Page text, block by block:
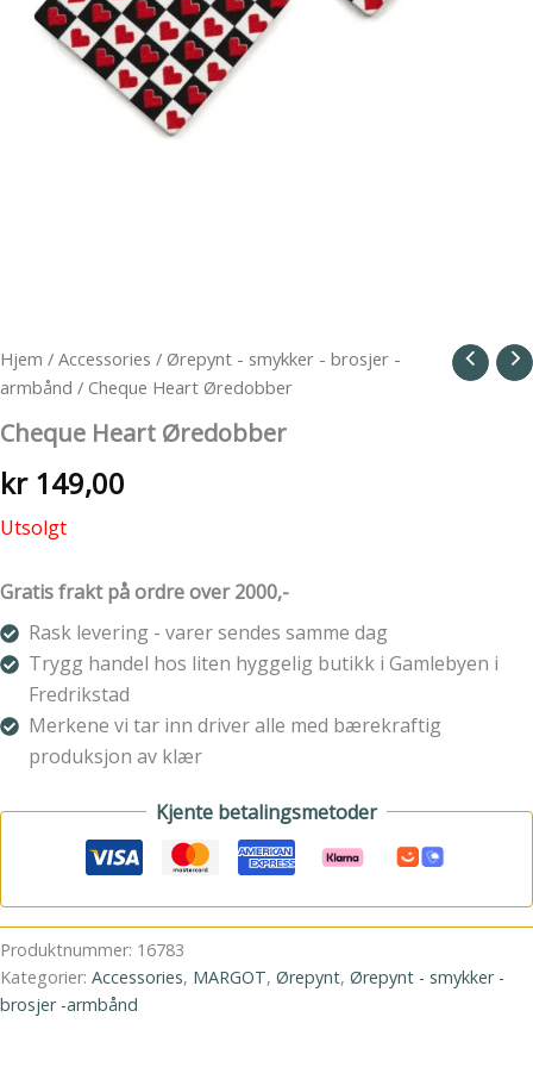
Hjem / Accessories / Ørepynt - smykker - brosjer -
armbånd / Cheque Heart Øredobber
Cheque Heart Øredobber
kr149,00
Utsolgt
Gratis frakt på ordre over 2000,-
Rask levering - varer sendes samme dag
Trygg handel hos liten hyggelig butikk i Gamlebyen i
Fredrikstad
Merkene vi tar inn driver alle med bærekraftig
produksjon av klær
Kjente betalingsmetoder
Produktnummer: 16783
Kategorier: Accessories, MARGOT, Ørepynt, Ørepynt - smykker -
brosjer -armbånd